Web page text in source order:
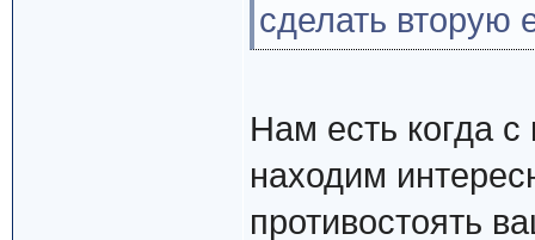
сделать вторую
Нам есть когда
находим
противостоять